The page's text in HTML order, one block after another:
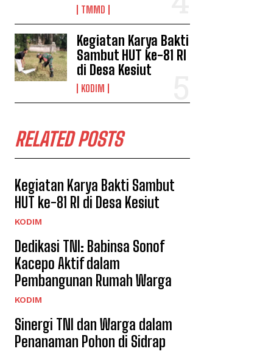
TMMD
Kegiatan Karya Bakti
Sambut HUT ke-81 RI
di Desa Kesiut
KODIM
RELATED POSTS
Kegiatan Karya Bakti Sambut
HUT ke-81 RI di Desa Kesiut
KODIM
Dedikasi TNI: Babinsa Sonof
Kacepo Aktif dalam
Pembangunan Rumah Warga
KODIM
Sinergi TNI dan Warga dalam
Penanaman Pohon di Sidrap